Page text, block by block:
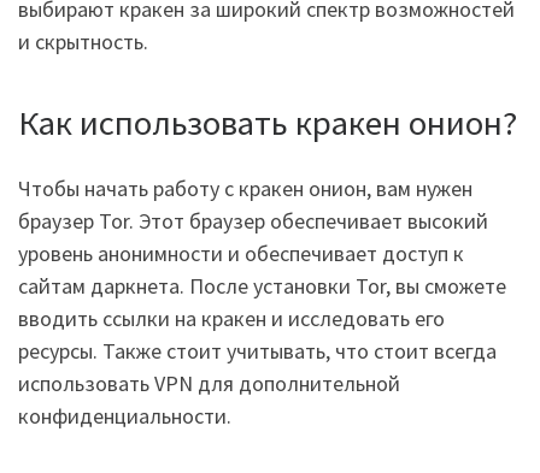
выбирают кракен за широкий спектр возможностей
и скрытность.
Как использовать кракен онион?
Чтобы начать работу с кракен онион, вам нужен
браузер Tor. Этот браузер обеспечивает высокий
уровень анонимности и обеспечивает доступ к
сайтам даркнета. После установки Tor, вы сможете
вводить ссылки на кракен и исследовать его
ресурсы. Также стоит учитывать, что стоит всегда
использовать VPN для дополнительной
конфиденциальности.